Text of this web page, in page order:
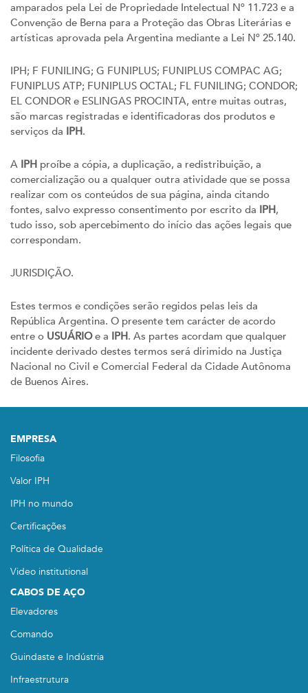
amparados pela Lei de Propriedade Intelectual Nº 11.723 e a
Convenção de Berna para a Proteção das Obras Literárias e
artísticas aprovada pela Argentina mediante a Lei Nº 25.140.
IPH; F FUNILING; G FUNIPLUS; FUNIPLUS COMPAC AG;
FUNIPLUS ATP; FUNIPLUS OCTAL; FL FUNILING; CONDOR;
EL CONDOR e ESLINGAS PROCINTA, entre muitas outras,
são marcas registradas e identificadoras dos produtos e
serviços da IPH.
A IPH proíbe a cópia, a duplicação, a redistribuição, a
comercialização ou a qualquer outra atividade que se possa
realizar com os conteúdos de sua página, ainda citando
fontes, salvo expresso consentimento por escrito da IPH,
tudo isso, sob apercebimento do início das ações legais que
correspondam.
JURISDIÇÃO.
Estes termos e condições serão regidos pelas leis da
República Argentina. O presente tem carácter de acordo
entre o USUÁRIOe a IPH. As partes acordam que qualquer
incidente derivado destes termos será dirimido na Justiça
Nacional no Civil e Comercial Federal da Cidade Autônoma
de Buenos Aires.
EMPRESA
Filosofia
Valor IPH
IPH no mundo
Certificações
Política de Qualidade
Video institutional
CABOS DE AÇO
Elevadores
Comando
Guindaste e Indústria
Infraestrutura